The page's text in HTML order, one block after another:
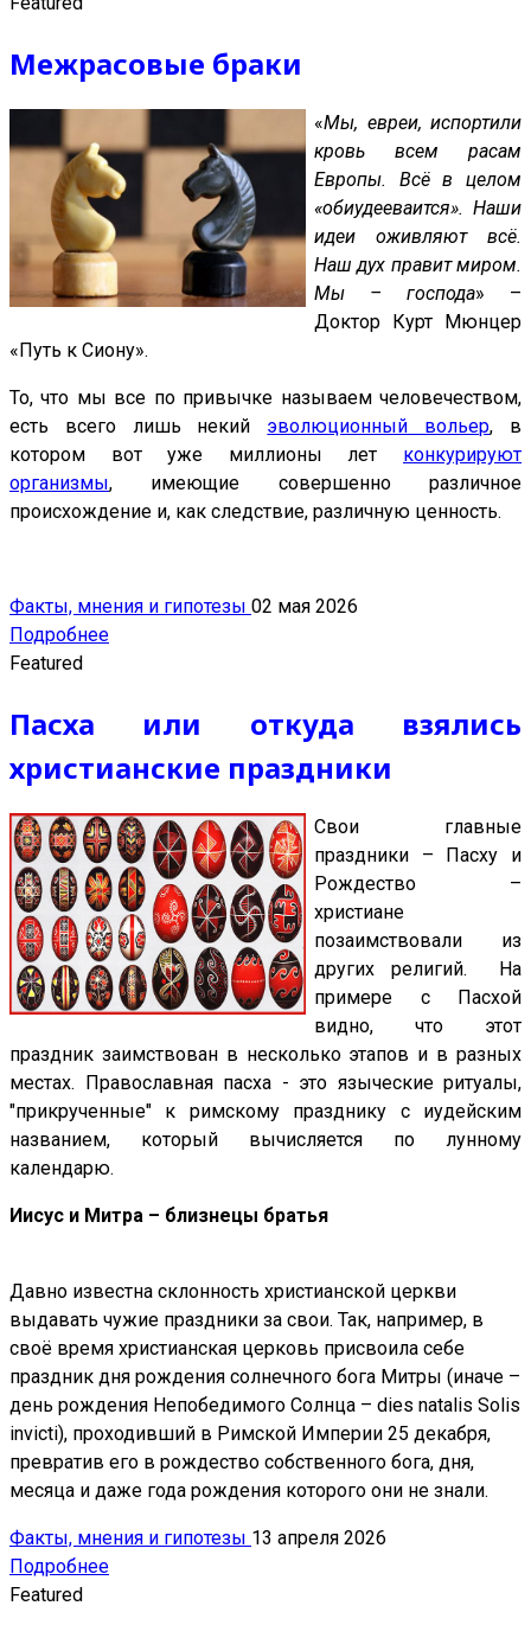
Межрасовые браки
«Мы, евреи, испортили
кровь всем расам
Европы. Всё в целом
«обиудееваится». Наши
идеи оживляют всё.
Наш дух правит миром.
Мы – господа» –
Доктор Курт Мюнцер
«Путь к Сиону».
То, что мы все по привычке называем человечеством,
есть всего лишь некий эволюционный вольер, в
котором вот уже миллионы лет конкурируют
организмы, имеющие совершенно различное
происхождение и, как следствие, различную ценность.
Факты, мнения и гипотезы 02 мая 2026
Подробнее
Featured
Пасха или откуда взялись
христианские праздники
Свои главные
праздники – Пасху и
Рождество –
христиане
позаимствовали из
других религий. На
примере с Пасхой
видно, что этот
праздник заимствован в несколько этапов и в разных
местах. Православная пасха - это языческие ритуалы,
"прикрученные" к римскому празднику с иудейским
названием, который вычисляется по лунному
календарю.
Иисус и Митра – близнецы братья
Давно известна склонность христианской церкви
выдавать чужие праздники за свои. Так, например, в
своё время христианская церковь присвоила себе
праздник дня рождения солнечного бога Митры (иначе –
день рождения Непобедимого Солнца – dies natalis Solis
invicti), проходивший в Римской Империи 25 декабря,
превратив его в рождество собственного бога, дня,
месяца и даже года рождения которого они не знали.
Факты, мнения и гипотезы 13 апреля 2026
Подробнее
Featured